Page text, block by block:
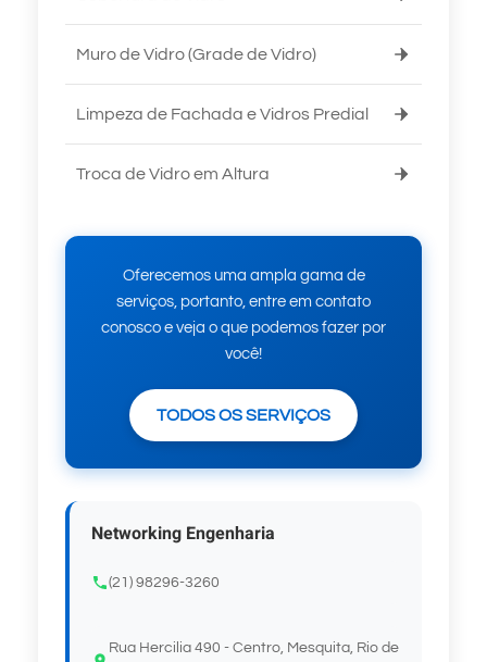
Muro de Vidro (Grade de Vidro)
Limpeza de Fachada e Vidros Predial
Troca de Vidro em Altura
Oferecemos uma ampla gama de
serviços, portanto, entre em contato
conosco e veja o que podemos fazer por
você!
TODOS OS SERVIÇOS
Networking Engenharia
(21) 98296-3260
Rua Hercilia 490 - Centro, Mesquita, Rio de